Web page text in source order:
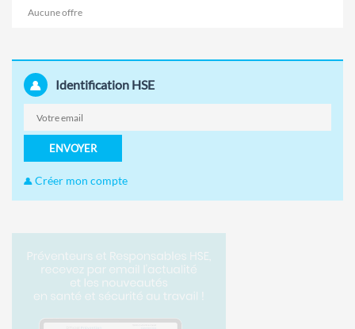
Aucune offre
Identification HSE
ENVOYER
Créer mon compte